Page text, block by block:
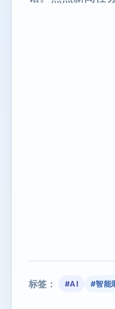
标签： #AI #智能